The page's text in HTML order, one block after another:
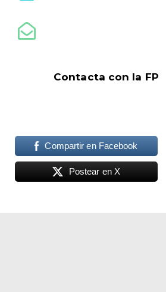
Contacta con la FP
Compartir en Facebook
Postear en X